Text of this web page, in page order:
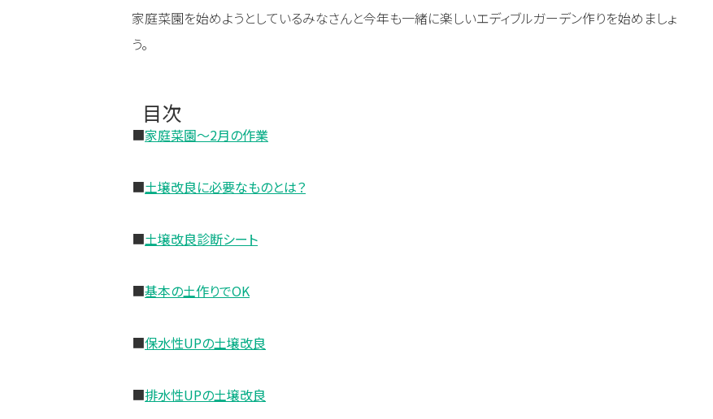
家庭菜園を始めようとしているみなさんと今年も一緒に楽しいエディブルガーデン作りを始めましょ
う。
目次
■家庭菜園〜2月の作業
■土壌改良に必要なものとは？
■土壌改良診断シート
■基本の土作りでOK
■保水性UPの土壌改良
■排水性UPの土壌改良